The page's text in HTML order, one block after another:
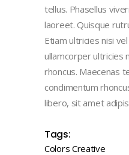
tellus. Phasellus
laoreet. Quisque
Etiam ultricies nisi
ullamcorper ultricies
rhoncus. Maecenas
condimentum
libero, sit amet
Tags:
Colors Creative